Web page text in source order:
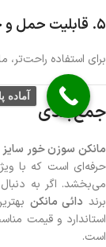
5. قابلیت حمل و
برای استفاده
جمع‌بندی
مانکن سوزن خور
حرفه‌ای است که با
می‌بخشد. اگر به
برند دائی مانکن
استاندارد و قیمت
است.
آماده